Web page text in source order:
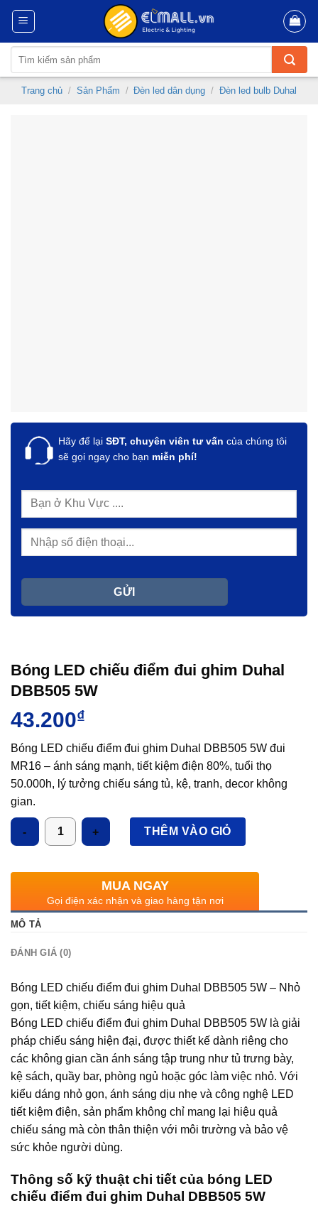
Skip
content
kiếm:
Trang chủ / Sản Phẩm / Đèn led dân dụng / Đèn led bulb Duhal
Hãy để lại SĐT, chuyên viên tư vấn của chúng tôi
sẽ gọi ngay cho bạn miễn phí!
Bóng LED chiếu điểm đui ghim Duhal
DBB505 5W
43.200₫
Bóng LED chiếu điểm đui ghim Duhal DBB505 5W đui
MR16 – ánh sáng mạnh, tiết kiệm điện 80%, tuổi thọ
50.000h, lý tưởng chiếu sáng tủ, kệ, tranh, decor không
gian.
Số lượng
THÊM VÀO GIỎ
MUA NGAY
Gọi điện xác nhận và giao hàng tận nơi
MÔ TẢ
ĐÁNH GIÁ (0)
Bóng LED chiếu điểm đui ghim Duhal DBB505 5W – Nhỏ
gọn, tiết kiệm, chiếu sáng hiệu quả
Bóng LED chiếu điểm đui ghim Duhal DBB505 5W là giải
pháp chiếu sáng hiện đại, được thiết kế dành riêng cho
các không gian cần ánh sáng tập trung như tủ trưng bày,
kệ sách, quầy bar, phòng ngủ hoặc góc làm việc nhỏ. Với
kiểu dáng nhỏ gọn, ánh sáng dịu nhẹ và công nghệ LED
tiết kiệm điện, sản phẩm không chỉ mang lại hiệu quả
chiếu sáng mà còn thân thiện với môi trường và bảo vệ
sức khỏe người dùng.
Thông số kỹ thuật chi tiết của bóng LED
chiếu điểm đui ghim Duhal DBB505 5W